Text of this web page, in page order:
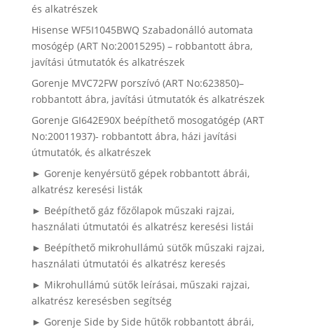
és alkatrészek
Hisense WF5I1045BWQ Szabadonálló automata
mosógép (ART No:20015295) – robbantott ábra,
javítási útmutatók és alkatrészek
Gorenje MVC72FW porszívó (ART No:623850)–
robbantott ábra, javítási útmutatók és alkatrészek
Gorenje GI642E90X beépíthető mosogatógép (ART
No:20011937)- robbantott ábra, házi javítási
útmutatók, és alkatrészek
► Gorenje kenyérsütő gépek robbantott ábrái,
alkatrész keresési listák
► Beépíthető gáz főzőlapok műszaki rajzai,
használati útmutatói és alkatrész keresési listái
► Beépíthető mikrohullámú sütők műszaki rajzai,
használati útmutatói és alkatrész keresés
► Mikrohullámú sütők leírásai, műszaki rajzai,
alkatrész keresésben segítség
► Gorenje Side by Side hűtők robbantott ábrái,